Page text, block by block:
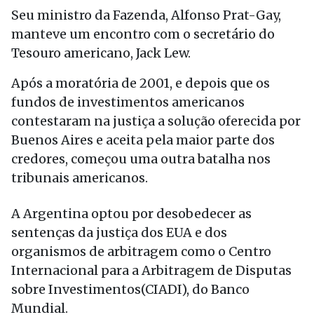
Seu ministro da Fazenda, Alfonso Prat-Gay,
manteve um encontro com o secretário do
Tesouro americano, Jack Lew.
Após a moratória de 2001, e depois que os
fundos de investimentos americanos
contestaram na justiça a solução oferecida por
Buenos Aires e aceita pela maior parte dos
credores, começou uma outra batalha nos
tribunais americanos.
A Argentina optou por desobedecer as
sentenças da justiça dos EUA e dos
organismos de arbitragem como o Centro
Internacional para a Arbitragem de Disputas
sobre Investimentos(CIADI), do Banco
Mundial.